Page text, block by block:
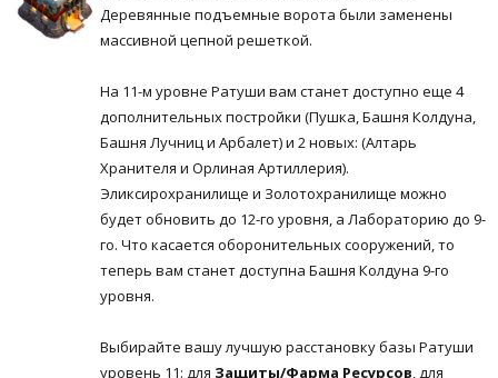
Деревянные подъемные ворота были заменены
массивной цепной решеткой.
На 11-м уровне Ратуши вам станет доступно еще 4
дополнительных постройки (Пушка, Башня Колдуна,
Башня Лучниц и Арбалет) и 2 новых: (Алтарь
Хранителя и Орлиная Артиллерия).
Эликсирохранилище и Золотохранилище можно
будет обновить до 12-го уровня, а Лабораторию до 9-
го. Что касается оборонительных сооружений, то
теперь вам станет доступна Башня Колдуна 9-го
уровня.
Выбирайте вашу лучшую расстановку базы Ратуши
уровень 11: для Защиты/Фарма Ресурсов , для